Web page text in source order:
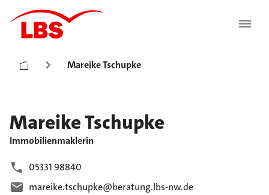
Mareike Tschupke
MareikeTschupke
Immobilienmaklerin
05331 98840
mareike.tschupke@beratung.lbs-nw.de